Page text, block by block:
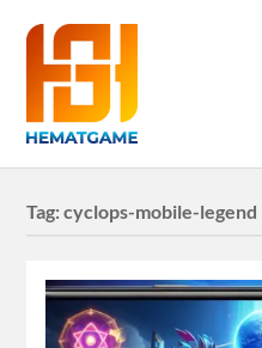
Tag:cyclops-mobile-legend